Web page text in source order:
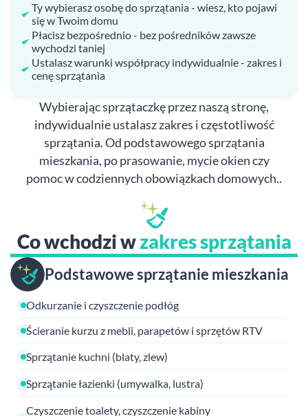
Ty wybierasz osobę do sprzątania - wiesz, kto pojawi
się w Twoim domu
Płacisz bezpośrednio - bez pośredników zawsze
wychodzi taniej
Ustalasz warunki współpracy indywidualnie - zakres i
cenę sprzątania
Wybierając sprzątaczkę przez naszą stronę,
indywidualnie ustalasz zakres i częstotliwość
sprzątania. Od podstawowego sprzątania
mieszkania, po prasowanie, mycie okien czy
pomoc w codziennych obowiązkach domowych..
Co wchodzi wzakres sprzątania
Podstawowe sprzątanie mieszkania
Odkurzanie i czyszczenie podłóg
Ścieranie kurzu z mebli, parapetów i sprzętów RTV
Sprzątanie kuchni (blaty, zlew)
Sprzątanie łazienki (umywalka, lustra)
Czyszczenie toalety, czyszczenie kabiny